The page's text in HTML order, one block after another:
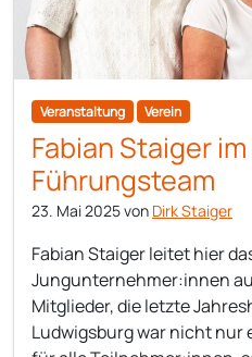
Veranstaltung Verein
Fabian Staiger im
Führungsteam
23. Mai 2025von Dirk Staiger
Fabian Staiger leitet hier
Jungunternehmer:innen
Mitglieder, die letzte
Ludwigsburg war nicht